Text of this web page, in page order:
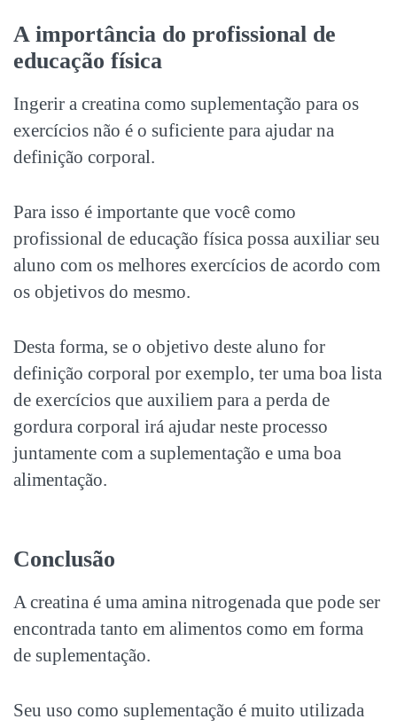
A importância do profissional de
educação física
Ingerir a creatina como suplementação para os
exercícios não é o suficiente para ajudar na
definição corporal.
Para isso é importante que você como
profissional de educação física possa auxiliar seu
aluno com os melhores exercícios de acordo com
os objetivos do mesmo.
Desta forma, se o objetivo deste aluno for
definição corporal por exemplo, ter uma boa lista
de exercícios que auxiliem para a perda de
gordura corporal irá ajudar neste processo
juntamente com a suplementação e uma boa
alimentação.
Conclusão
A creatina é uma amina nitrogenada que pode ser
encontrada tanto em alimentos como em forma
de suplementação.
Seu uso como suplementação é muito utilizada